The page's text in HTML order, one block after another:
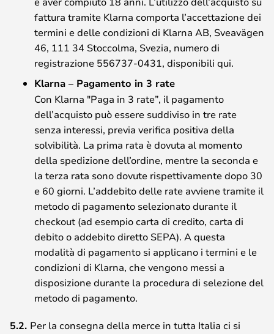
fattura tramite Klarna comporta l’accettazione dei
termini e delle condizioni di Klarna AB, Sveavägen
46, 111 34 Stoccolma, Svezia, numero di
registrazione 556737-0431, disponibili qui.
Klarna – Pagamento in 3 rate
Con Klarna "Paga in 3 rate”, il pagamento
dell’acquisto può essere suddiviso in tre rate
senza interessi, previa verifica positiva della
solvibilità. La prima rata è dovuta al momento
della spedizione dell’ordine, mentre la seconda e
la terza rata sono dovute rispettivamente dopo 30
e 60 giorni. L’addebito delle rate avviene tramite il
metodo di pagamento selezionato durante il
checkout (ad esempio carta di credito, carta di
debito o addebito diretto SEPA). A questa
modalità di pagamento si applicano i termini e le
condizioni di Klarna, che vengono messi a
disposizione durante la procedura di selezione del
metodo di pagamento.
5.2. Per la consegna della merce in tutta Italia ci si